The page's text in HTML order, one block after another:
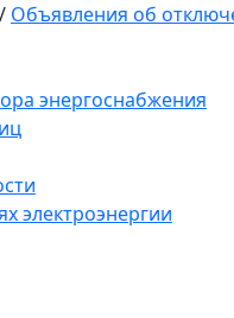
/ Объявления об
энергоснабжения
электроэнергии